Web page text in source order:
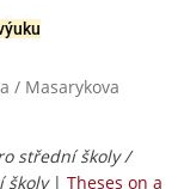
/ Masarykova
střední školy /
školy| Theses on a